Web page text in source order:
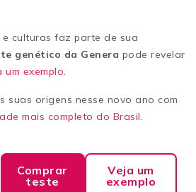
culturas faz parte de sua
genético da Genera pode revelar
um exemplo.
suas origens nesse novo ano com
mais completo do Brasil.
Comprar
teste
Veja um
exemplo